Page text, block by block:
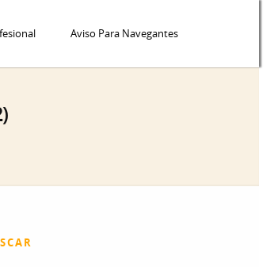
Aviso Para Navegantes